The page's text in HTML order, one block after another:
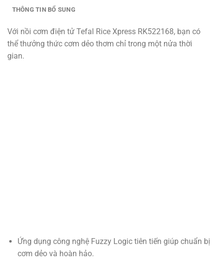
THÔNG TIN BỔ SUNG
Với nồi cơm điện tử Tefal Rice Xpress RK522168, bạn có
thể thưởng thức cơm dẻo thơm chỉ trong một nửa thời
gian.
Ứng dụng công nghệ Fuzzy Logic tiên tiến giúp chuẩn bị
cơm dẻo và hoàn hảo.